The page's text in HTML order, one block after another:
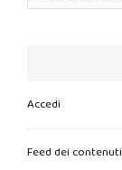
Accedi
Feed dei contenuti